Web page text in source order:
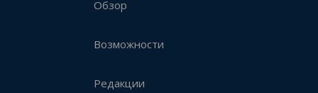
Обзор
Возможности
Редакции